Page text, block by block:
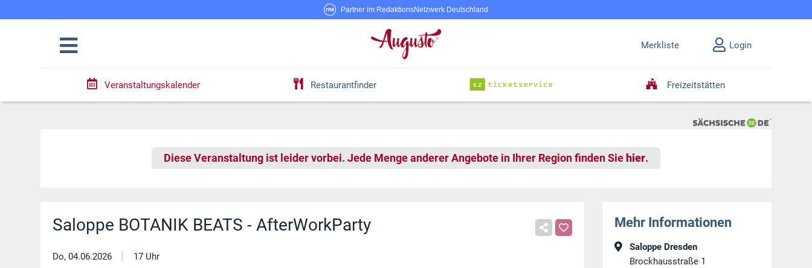
Partner im RedaktionsNetzwerk Deutschland
Merkliste Login
Veranstaltungskalender Restaurantfinder Freizeitstätten
Diese Veranstaltung ist leider vorbei. Jede Menge anderer Angebote in Ihrer Region finden Sie hier.
Saloppe BOTANIK BEATS - AfterWorkParty
Do, 04.06.2026 | 17 Uhr
Mehr Informationen
Saloppe Dresden
Brockhausstraße 1